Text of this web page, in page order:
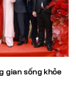
gian sống khỏe